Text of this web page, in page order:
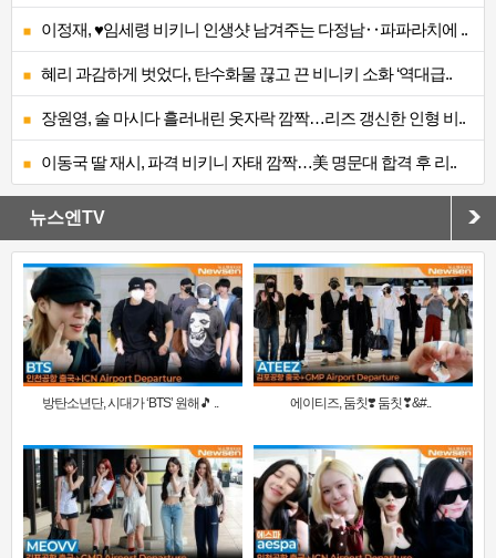
이정재, ♥임세령 비키니 인생샷 남겨주는 다정남‥파파라치에 ..
혜리 과감하게 벗었다, 탄수화물 끊고 끈 비니키 소화 ‘역대급..
장원영, 술 마시다 흘러내린 옷자락 깜짝…리즈 갱신한 인형 비..
이동국 딸 재시, 파격 비키니 자태 깜짝…美 명문대 합격 후 리..
뉴스엔TV
방탄소년단, 시대가 ‘BTS’ 원해🎵 .. 에이티즈, 둠칫❣️ 둠칫❣&#..